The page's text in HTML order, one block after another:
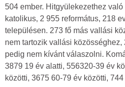
504 ember. Hitgyülekezethez
katolikus, 2 955 református, 218
településen. 273 fő más vallási
nem tartozik vallási
pedig nem kívánt válaszolni.
3879 19 év alatti, 556320-39 év
közötti, 3675 60-79 év közötti,